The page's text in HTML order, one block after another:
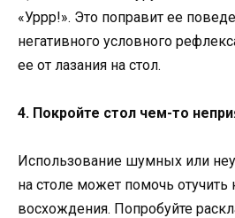
«Уррр!». Это поправит ее
негативного условного
ее от лазания на стол.
4. Покройте стол чем-то
Использование шумных или
на столе может помочь отучить
восхождения. Попробуйте